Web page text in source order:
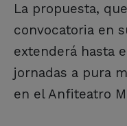
La propuesta,
convocatoria en
extenderá hasta
jornadas a pura
en el Anfiteatro